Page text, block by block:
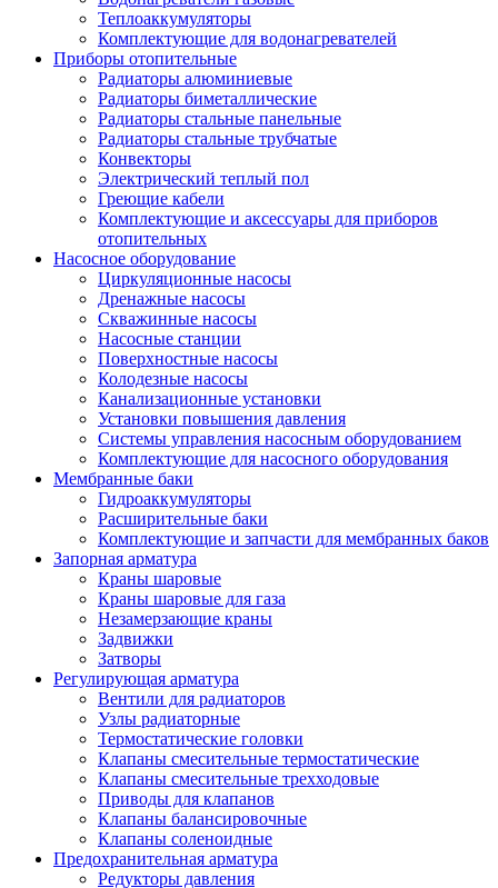
Теплоаккумуляторы
Комплектующие для водонагревателей
Приборы отопительные
Радиаторы алюминиевые
Радиаторы биметаллические
Радиаторы стальные панельные
Радиаторы стальные трубчатые
Конвекторы
Электрический теплый пол
Греющие кабели
Комплектующие и аксессуары для приборов
отопительных
Насосное оборудование
Циркуляционные насосы
Дренажные насосы
Скважинные насосы
Насосные станции
Поверхностные насосы
Колодезные насосы
Канализационные установки
Установки повышения давления
Системы управления насосным оборудованием
Комплектующие для насосного оборудования
Мембранные баки
Гидроаккумуляторы
Расширительные баки
Комплектующие и запчасти для мембранных баков
Запорная арматура
Краны шаровые
Краны шаровые для газа
Незамерзающие краны
Задвижки
Затворы
Регулирующая арматура
Вентили для радиаторов
Узлы радиаторные
Термостатические головки
Клапаны смесительные термостатические
Клапаны смесительные трехходовые
Приводы для клапанов
Клапаны балансировочные
Клапаны соленоидные
Предохранительная арматура
Редукторы давления